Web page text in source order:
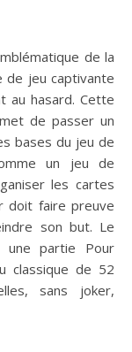
de jeu captivante
au hasard. Cette
de passer un
bases du jeu de
un jeu de
les cartes
doit faire preuve
son but. Le
une partie Pour
classique de 52
sans joker,